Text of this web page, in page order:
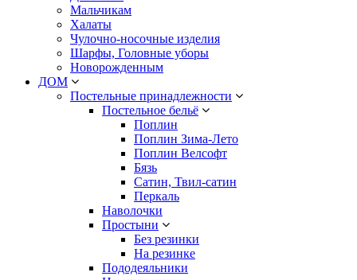
Мальчикам
Халаты
Чулочно-носочные изделия
Шарфы, Головные уборы
Новорожденным
ДОМ
Постельные принадлежности
Постельное бельё
Поплин
Поплин Зима-Лето
Поплин Велсофт
Бязь
Сатин, Твил-сатин
Перкаль
Наволочки
Простыни
Без резинки
На резинке
Пододеяльники